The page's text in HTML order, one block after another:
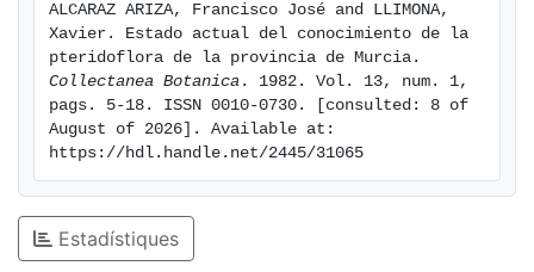
ALCARAZ ARIZA, Francisco José and LLIMONA,
Xavier. Estado actual del conocimiento de la
Collectanea Botanica . 1982. Vol. 13, num. 1,
pags. 5-18. ISSN 0010-0730. [consulted: 8 of
August of 2026]. Available at:
https://hdl.handle.net/2445/31065
Estadístiques